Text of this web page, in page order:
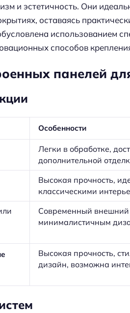
и эстетичность. Они
оставаясь
использованием
способов
панелей
Особенности
Легки в обработке,
дополнительной
Высокая прочность,
классическими
Современный внешний
минималистичным
Высокая прочность,
дизайн, возможна
Н
а
и